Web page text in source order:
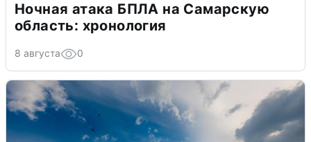
Ночная атака БПЛА на Самарскую
область: хронология
8 августа 0